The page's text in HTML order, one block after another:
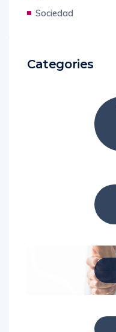
Sociedad
Categories